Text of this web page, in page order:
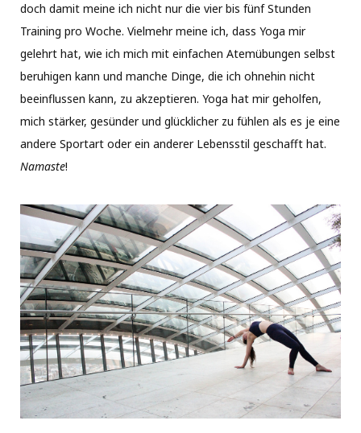
doch damit meine ich nicht nur die vier bis fünf Stunden
Training pro Woche. Vielmehr meine ich, dass Yoga mir
gelehrt hat, wie ich mich mit einfachen Atemübungen selbst
beruhigen kann und manche Dinge, die ich ohnehin nicht
beeinflussen kann, zu akzeptieren. Yoga hat mir geholfen,
mich stärker, gesünder und glücklicher zu fühlen als es je eine
andere Sportart oder ein anderer Lebensstil geschafft hat.
Namaste!